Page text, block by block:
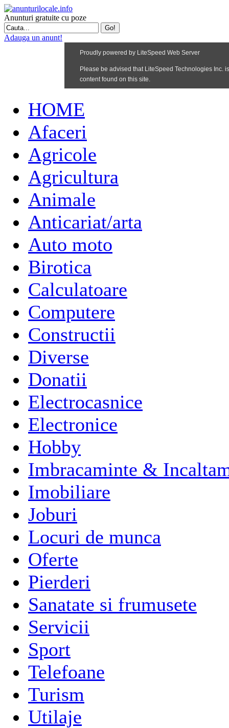
Anunturi gratuite cu poze
Adauga un anunt!
HOME
Afaceri
Agricole
Agricultura
Animale
Anticariat/arta
Auto moto
Birotica
Calculatoare
Computere
Constructii
Diverse
Donatii
Electrocasnice
Electronice
Hobby
Imbracaminte &
Imobiliare
Joburi
Locuri de munca
Oferte
Pierderi
Sanatate si frumusete
Servicii
Sport
Telefoane
Turism
Utilaje